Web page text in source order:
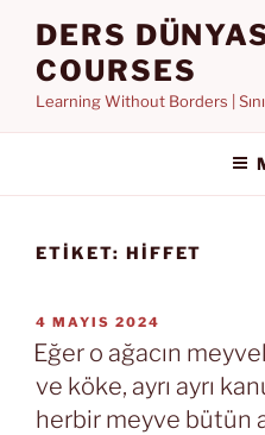
DERS
COURSES
Learning Without Borders |
ETIKET: HIFFET
YAYIM
TARIHI
4 MAYIS 2024
Eğer o ağacın
ve köke, ayrı ayrı
herbir meyve bütün